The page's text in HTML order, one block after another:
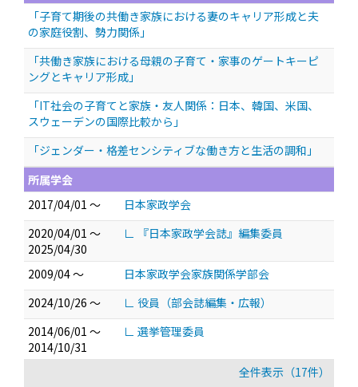
「子育て期後の共働き家族における妻のキャリア形成と夫
の家庭役割、勢力関係」
「共働き家族における母親の子育て・家事のゲートキーピ
ングとキャリア形成」
「IT社会の子育てと家族・友人関係：日本、韓国、米国、
スウェーデンの国際比較から」
「ジェンダー・格差センシティブな働き方と生活の調和」
所属学会
2017/04/01 ～
日本家政学会
2020/04/01 ～
2025/04/30
∟ 『日本家政学会誌』編集委員
2009/04 ～
日本家政学会家族関係学部会
2024/10/26 ～
∟ 役員（部会誌編集・広報）
2014/06/01 ～
2014/10/31
∟ 選挙管理委員
全件表示（17件）